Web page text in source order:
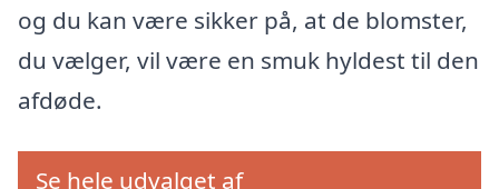
og du kan være sikker på, at de blomster,
du vælger, vil være en smuk hyldest til den
afdøde.
Se hele udvalget af